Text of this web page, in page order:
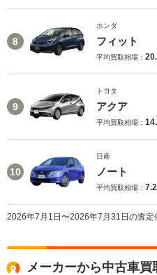
8
ホンダ
フィット
平均買取相場：
9
トヨタ
アクア
平均買取相場：
10
日産
ノート
平均買取相場： 7.2
2026年7月1日〜2026年7月31日の査定
メーカーから中古車